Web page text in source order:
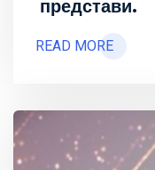
представи.
READ MORE